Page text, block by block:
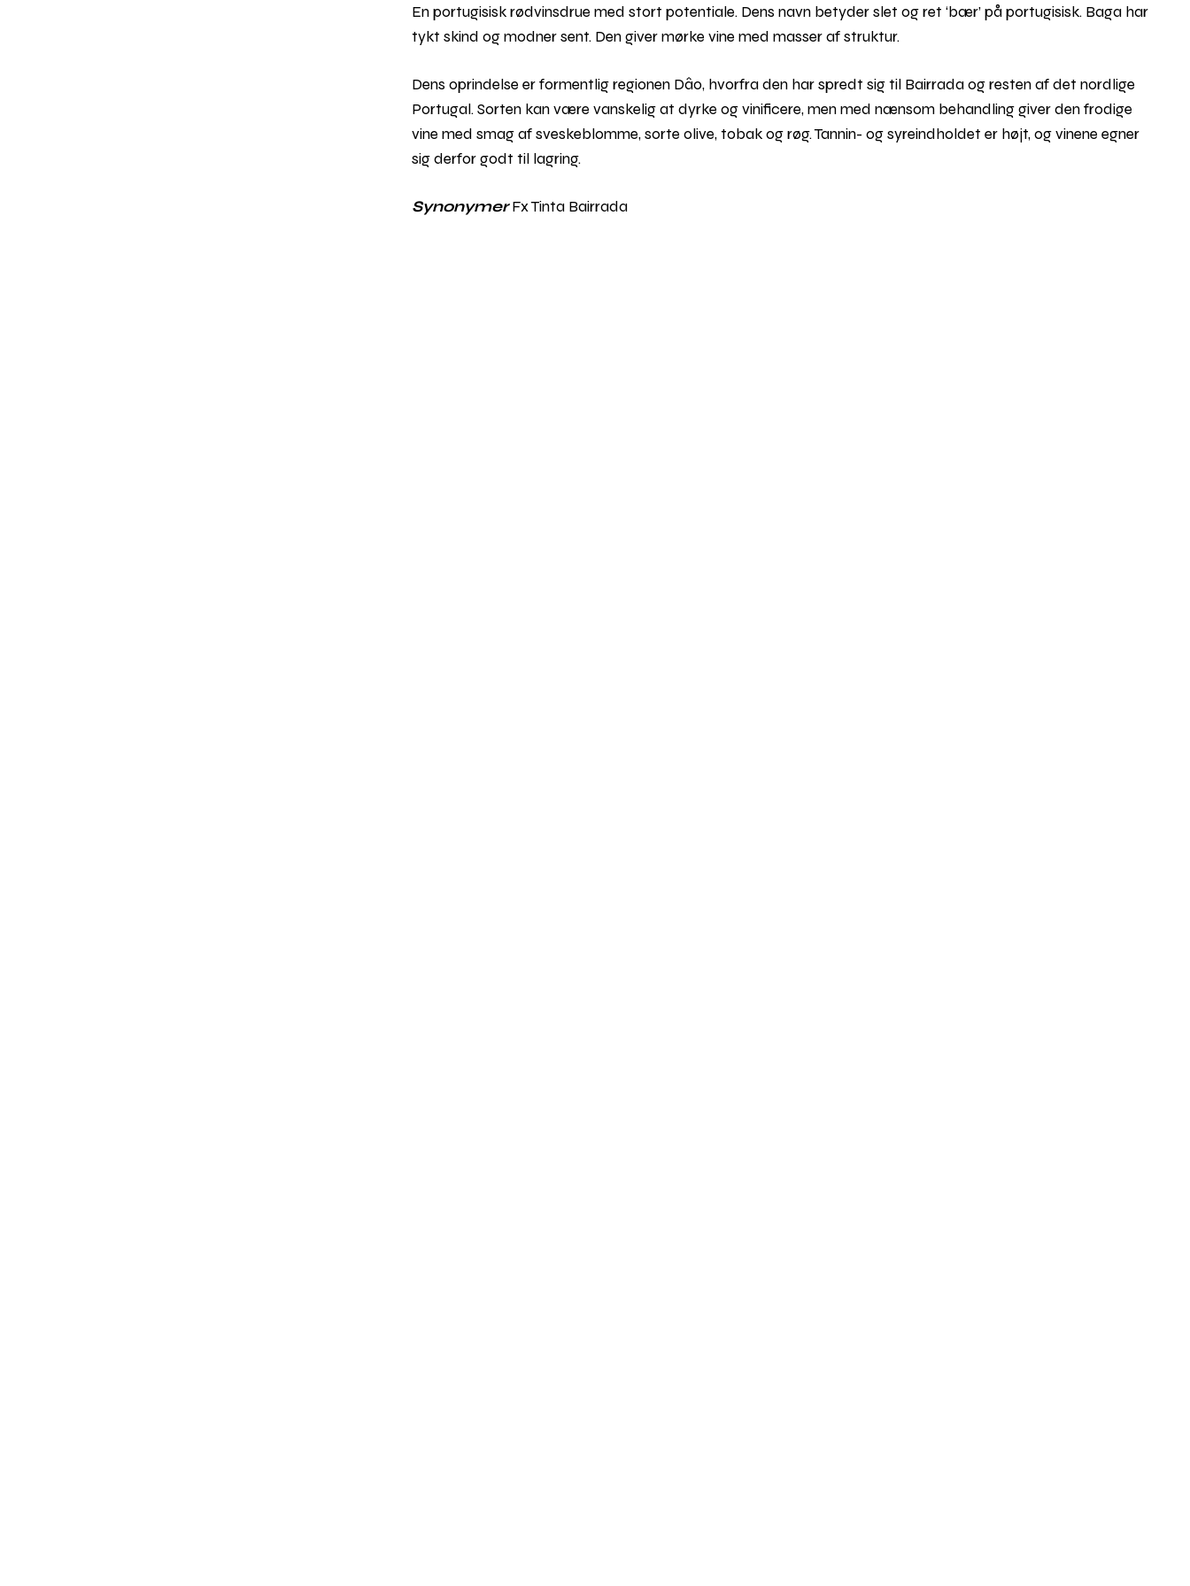
En portugisisk rødvinsdrue med stort potentiale. Dens navn betyder slet og ret ‘bær’ på portugisisk. Baga har
tykt skind og modner sent. Den giver mørke vine med masser af struktur.
Dens oprindelse er formentlig regionen Dâo, hvorfra den har spredt sig til Bairrada og resten af det nordlige
Portugal. Sorten kan være vanskelig at dyrke og vinificere, men med nænsom behandling giver den frodige
vine med smag af sveskeblomme, sorte olive, tobak og røg. Tannin- og syreindholdet er højt, og vinene egner
sig derfor godt til lagring.
SynonymerFx Tinta Bairrada